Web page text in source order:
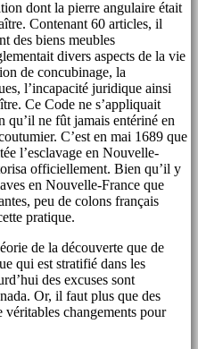
dont la pierre angulaire était
Contenant 60 articles, il
des biens meubles
divers aspects de la vie
de concubinage, la
l’incapacité juridique ainsi
Ce Code ne s’appliquait
ne fût jamais entériné en
C’est en mai 1689 que
l’esclavage en Nouvelle-
officiellement. Bien qu’il y
en Nouvelle-France que
peu de colons français
pratique.
de la découverte que de
qui est stratifié dans les
des excuses sont
Or, il faut plus que des
véritables changements pour